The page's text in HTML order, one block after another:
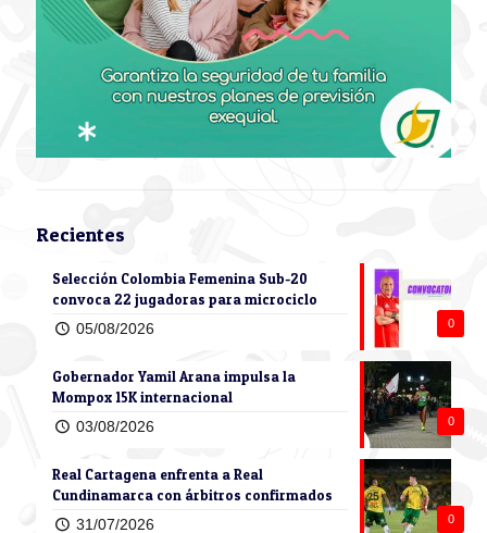
Recientes
0
Selección Colombia Femenina Sub-20
convoca 22 jugadoras para microciclo
05/08/2026
0
Gobernador Yamil Arana impulsa la
Mompox 15K internacional
03/08/2026
0
Real Cartagena enfrenta a Real
Cundinamarca con árbitros confirmados
31/07/2026